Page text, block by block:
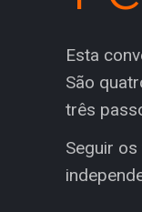
Esta
São
três
Seguir